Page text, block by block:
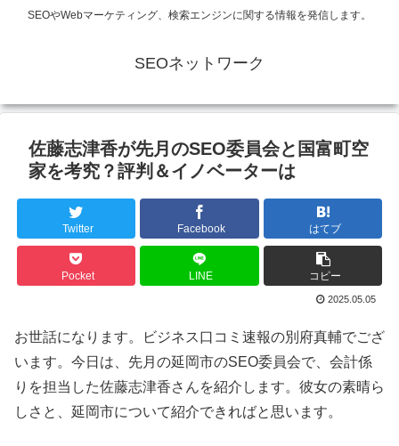
SEOやWebマーケティング、検索エンジンに関する情報を発信します。
SEOネットワーク
佐藤志津香が先月のSEO委員会と国富町空
家を考究？評判＆イノベーターは
Twitter Facebook はてブ
Pocket LINE コピー
2025.05.05
お世話になります。ビジネス口コミ速報の別府真輔でござ
います。今日は、先月の延岡市のSEO委員会で、会計係
りを担当した佐藤志津香さんを紹介します。彼女の素晴ら
しさと、延岡市について紹介できればと思います。